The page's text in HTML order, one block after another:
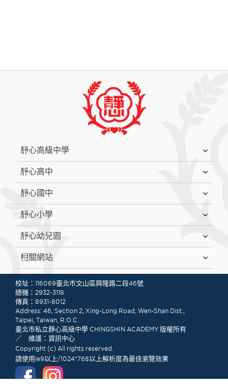
靜心高級中學
靜心高中
靜心國中
靜心小學
靜心幼兒園
相關網站
校址：116069臺北市文山區興隆路二段46號
總機：2932-3118
傳真：8931-8012
Address: 46, Section 2, Xing-Long Road, Wen-Shan Dist.,
Taipei, Taiwan, R.O.C.
臺北市私立靜心高級中學 CHINGSHIN ACADEMY 版權所有
／ 維護：資訊中心
Copyright (c) All rights reserved.
請使用ie9以上/1024*768以上解析度為最佳瀏覽效果